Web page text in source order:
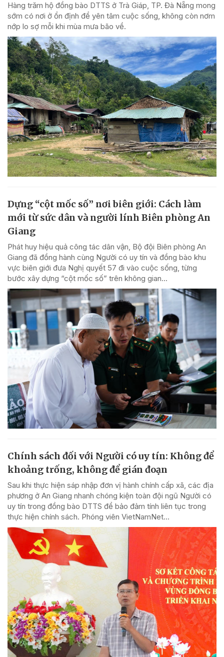
Hàng trăm hộ đồng bào DTTS ở Trà Giáp, TP. Đà Nẵng mong
sớm có nơi ở ổn định để yên tâm cuộc sống, không còn nơm
nớp lo sợ mỗi khi mùa mưa bão về.
Dựng “cột mốc số” nơi biên giới: Cách làm
mới từ sức dân và người lính Biên phòng An
Giang
Phát huy hiệu quả công tác dân vận, Bộ đội Biên phòng An
Giang đã đồng hành cùng Người có uy tín và đồng bào khu
vực biên giới đưa Nghị quyết 57 đi vào cuộc sống, từng
bước xây dựng “cột mốc số” trên không gian...
Chính sách đối với Người có uy tín: Không để
khoảng trống, không để gián đoạn
Sau khi thực hiện sáp nhập đơn vị hành chính cấp xã, các địa
phương ở An Giang nhanh chóng kiện toàn đội ngũ Người có
uy tín trong đồng bào DTTS để bảo đảm tính liên tục trong
thực hiện chính sách. Phóng viên VietNamNet...